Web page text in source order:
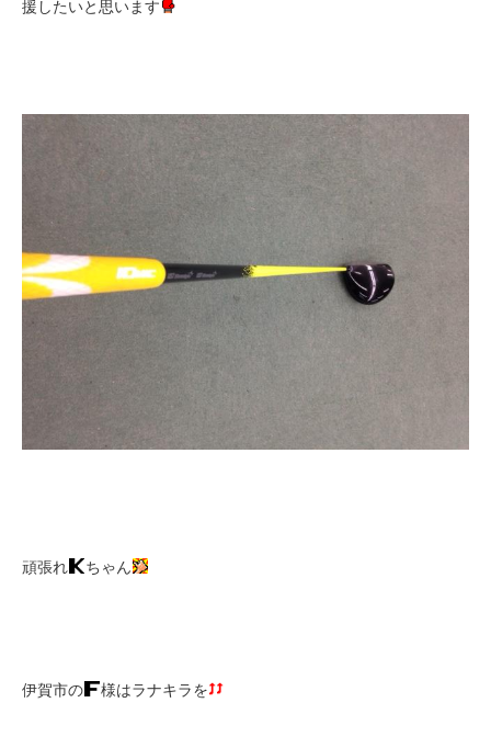
援したいと思います
頑張れ ちゃん
伊賀市の 様はラナキラを